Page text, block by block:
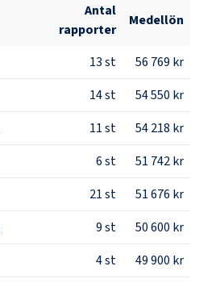
Antal
rapporter
Medellön
13st
56 769 kr
14st
54 550 kr
11st
54 218 kr
6st
51 742 kr
21st
51 676 kr
9st
50 600 kr
4st
49 900 kr